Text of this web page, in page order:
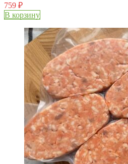
759 ₽
В корзину